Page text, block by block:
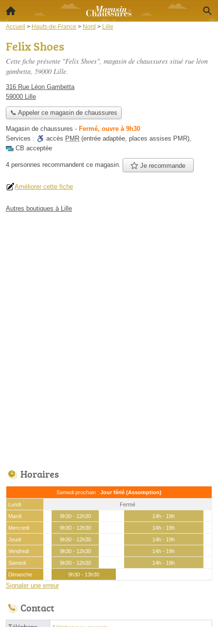
Accueil > Hauts-de-France > Nord > Lille
Felix Shoes
Cette fiche présente "Felix Shoes", magasin de chaussures situé rue léon
gambetta, 59000 Lille.
316 Rue Léon Gambetta
59000 Lille
📞 Appeler ce magasin de chaussures
Magasin de chaussures - Fermé, ouvre à 9h30
Services :
accès PMR (entrée adaptée, places assises PMR),
CB acceptée
4 personnes recommandent ce magasin. Je recommande
Améliorer cette fiche
Autres boutiques à Lille
Horaires
Samedi prochain : Jour férié (Assomption)
Lundi
Fermé
Mardi
9h30 - 12h30
14h - 19h
Mercredi
9h30 - 12h30
14h - 19h
Jeudi
9h30 - 12h30
14h - 19h
Vendredi
9h30 - 12h30
14h - 19h
Samedi
9h30 - 12h30
14h - 19h
Dimanche
9h30 - 13h30
Signaler une erreur
Contact